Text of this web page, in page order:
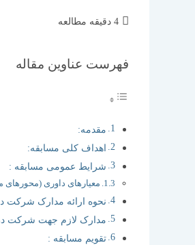
زمان
4 دقیقه مطالعه
فهرست عناوین مقاله
مقدمه:
اهداف کلی مسابقه:
شرایط عمومی مسابقه :
معیارهای داوری (محورهای
نحوه ارائه مدارک شرکت
مدارک لازم جهت شرکت
تقویم مسابقه :